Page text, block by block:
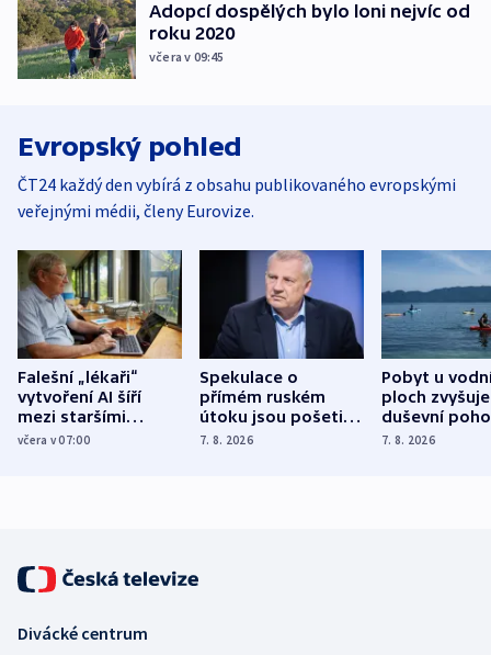
Adopcí dospělých bylo loni nejvíc od
roku 2020
včera v 09:45
Evropský pohled
ČT24 každý den vybírá z obsahu publikovaného evropskými
veřejnými médii, členy Eurovize.
Falešní „lékaři“
vytvoření AI šíří
mezi staršími
Poláky nebezpečné
včera v 07:00
Spekulace o
přímém ruském
útoku jsou pošetilé,
míní estonský
7. 8. 2026
Pobyt u
ploch zvyšuje
duševní
ukázala
7. 8. 2026
Divácké centrum